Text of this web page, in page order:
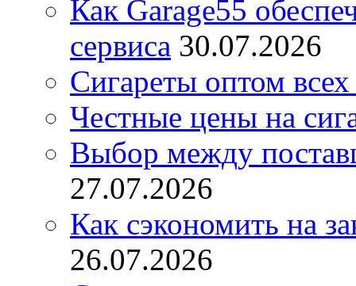
Как Garage55
сервиса 30.07.2026
Сигареты оптом
Честные цены на
Выбор между
27.07.2026
Как сэкономить на
26.07.2026